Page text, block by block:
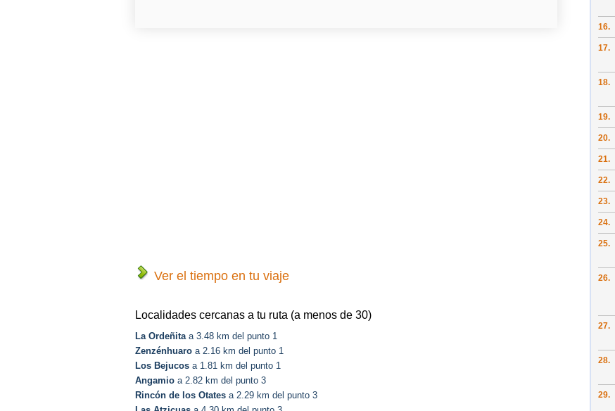
Ver el tiempo en tu viaje
Localidades cercanas a tu ruta (a menos de 30)
La Ordeñitaa 3.48 km del punto 1
Zenzénhuaro a 2.16 km del punto 1
Los Bejucos a 1.81 km del punto 1
Angamio a 2.82 km del punto 3
Rincón de los Otates a 2.29 km del punto 3
16.
17.
18.
19.
20.
21.
22.
23.
24.
25.
26.
27.
28.
29.